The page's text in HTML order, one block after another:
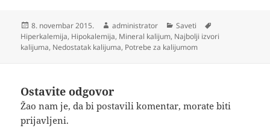
Objavljeno
8. novembar 2015. Autor
administrator Kategorije
Saveti
Hiperkalemija, Hipokalemija, Mineral kalijum, Najbolji izvori
kalijuma, Nedostatak kalijuma, Potrebe za kalijumom
Ostavite odgovor
Žao nam je, da bi postavili komentar, moratebiti
prijavljeni.